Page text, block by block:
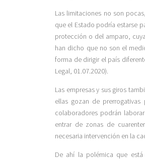
Las limitaciones no son
que el Estado podría estarse
protección o del amparo,
han dicho que no son el
forma de dirigir el país
Legal, 01.07.2020).
Las empresas y sus giros
ellas gozan de
colaboradores podrán
entrar de zonas de
necesaria intervención en la
De ahí la polémica que